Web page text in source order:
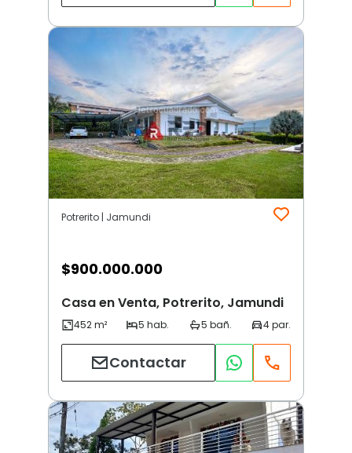
Potrerito | Jamundi
$900.000.000
Casa en Venta, Potrerito, Jamundi
Contactar